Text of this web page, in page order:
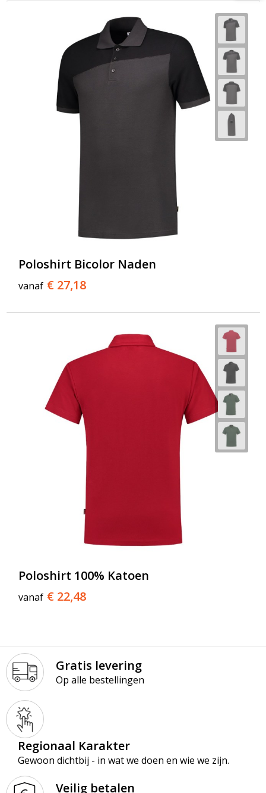
Poloshirt Bicolor Naden
vanaf € 27,18
Poloshirt 100% Katoen
vanaf € 22,48
Gratis levering
Op alle bestellingen
Regionaal Karakter
Gewoon dichtbij - in wat we doen en wie we zijn.
Veilig betalen